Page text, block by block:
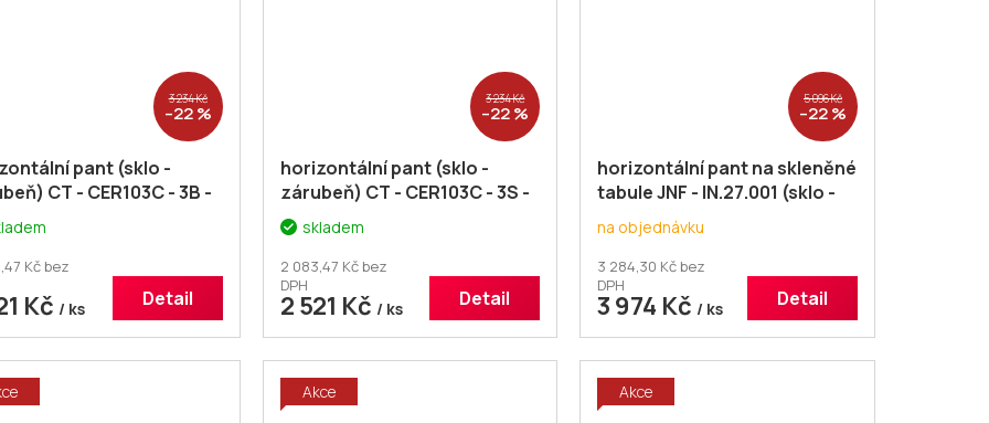
3 234 Kč
–22 %
pant (sklo -
CT - CER103C - 3B -
Kč bez
Kč / ks Detail
3 234 Kč
–22 %
horizontální pant (sklo -
zárubeň) CT - CER103C - 3S -
pár skladem
2 083,47 Kč bez
DPH
2 521 Kč / ks Detail
5 096 Kč
–22 %
horizontální pant na skleněné
tabule JNF - IN.27.001 (sklo -
sklo)
na objednávku
3 284,30 Kč bez
DPH
3 974 Kč / ks Detail
Akce Akce